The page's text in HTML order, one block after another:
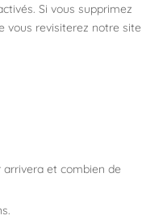
Si vous supprimez
vous revisiterez notre site
arrivera et combien de